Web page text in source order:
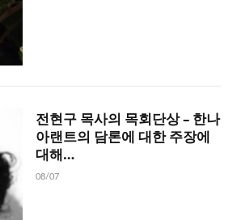
전현구 목사의 목회단상 – 한나
아랜트의 담론에 대한 주장에
대해…
08/07